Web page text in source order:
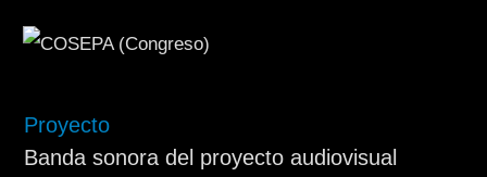
Proyecto
Banda sonora del proyecto audiovisual